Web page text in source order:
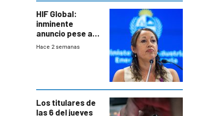
HIF Global:
inminente
anuncio pese a
declaración de
gobierno
Hace 2 semanas
Los titulares de
las 6 del jueves